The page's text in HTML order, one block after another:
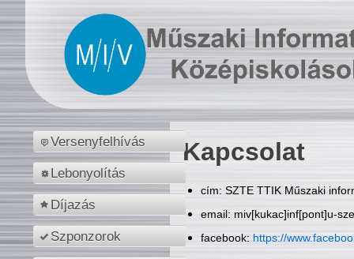
Versenyfelhívás
Lebonyolítás
Díjazás
Szponzorok
Kapcsolat
cím: SZTE TTIK Műszaki
email: miv[kukac]inf[pont]u-
facebook: https://